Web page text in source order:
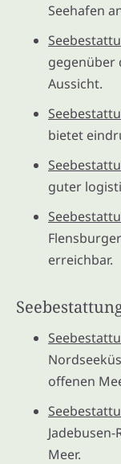
Seehafen
gegenüber
Aussicht.
bietet
guter
erreichbar.
offenen
Meer.